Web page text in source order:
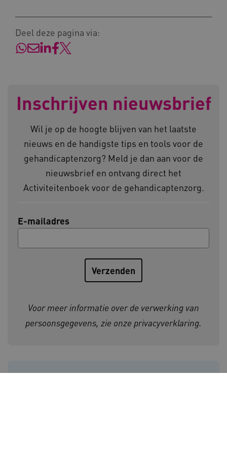
Deel deze pagina via:
Inschrijven nieuwsbrief
Wil je op de hoogte blijven van het laatste
nieuws en de handigste tips en tools voor de
gehandicaptenzorg? Meld je dan aan voor de
nieuwsbrief en ontvang direct het
Activiteitenboek voor de gehandicaptenzorg.
E-mailadres
Voor meer informatie over de verwerking van
persoonsgegevens, zie onze privacyverklaring.
Initiatiefnemers Kennisplein
__cf_bm
BCSessionID vilans.blueconic.net
ARRAffinity
Microsoft Corporation
.www.kennispleingehandicaptensector.nl
www.kennispleingehandicaptensector.nl
AWSALBCORS
Amazon.com Inc.